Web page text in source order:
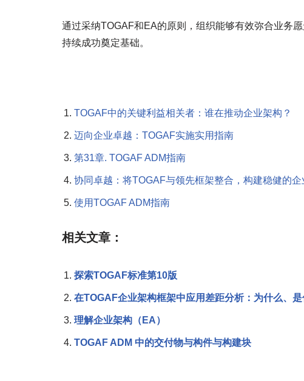
通过采纳TOGAF和EA的原则，组织能够有效弥合业务
持续成功奠定基础。
TOGAF中的关键利益相关者：谁在推动企业架构？
迈向企业卓越：TOGAF实施实用指南
第31章. TOGAF ADM指南
协同卓越：将TOGAF与领先框架整合，构建稳健的企
使用TOGAF ADM指南
相关文章：
探索TOGAF标准第10版
在TOGAF企业架构框架中应用差距分析：为什么、
理解企业架构（EA）
TOGAF ADM 中的交付物与构件与构建块